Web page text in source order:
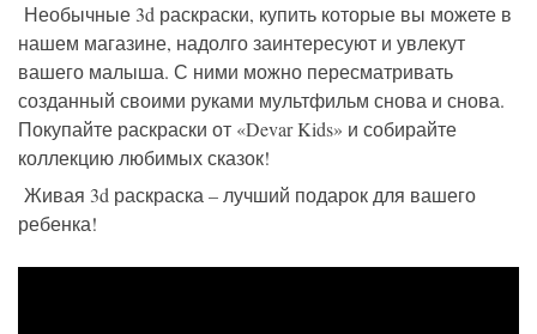
Необычные 3d раскраски, купить которые вы можете в
нашем магазине, надолго заинтересуют и увлекут
вашего малыша. С ними можно пересматривать
созданный своими руками мультфильм снова и снова.
Покупайте раскраски от «Devar Kids» и собирайте
коллекцию любимых сказок!
Живая 3d раскраска – лучший подарок для вашего
ребенка!